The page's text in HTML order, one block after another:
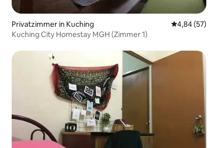
Privatzimmer in Kuching
4,84 (57)
Kuching City Homestay MGH (Zimmer 1)